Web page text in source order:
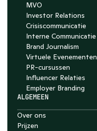
MVO
Investor Relations
Crisiscommunicatie
Interne Communicatie
Brand Journalism
Virtuele Evenementen
PR-cursussen
Influencer Relaties
Employer Branding
ALGEMEEN
Over ons
Prijzen